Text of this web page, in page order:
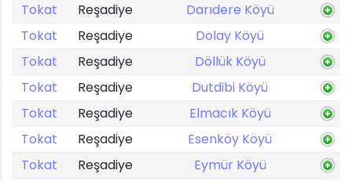
Tokat
Reşadiye
Darıdere Köyü
Tokat
Reşadiye
Dolay Köyü
Tokat
Reşadiye
Döllük Köyü
Tokat
Reşadiye
Dutdibi Köyü
Tokat
Reşadiye
Elmacık Köyü
Tokat
Reşadiye
Esenköy Köyü
Tokat
Reşadiye
Eymür Köyü